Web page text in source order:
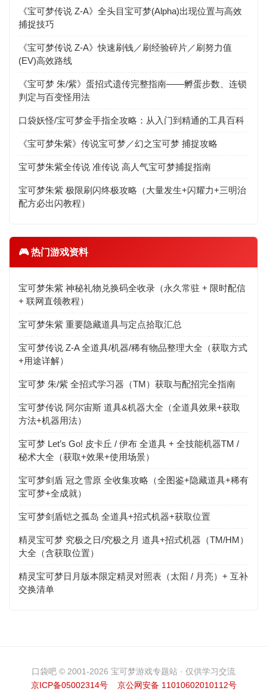
《宝可梦传说 Z-A》全头目宝可梦(Alpha)出现位置与高效
捕捉技巧
《宝可梦传说 Z-A》快速刷钱／刷经验碎片／刷努力值
(EV)高效路线
《宝可梦 朱/紫》蛋招式遗传完整指南——孵蛋步数、连锁
判定与百变怪用法
口袋妖怪/宝可梦金手指全攻略：从入门到精通的工具百科
《宝可梦朱紫》传说宝可梦／幻之宝可梦 捕捉攻略
宝可梦朱紫全传说 准传说 高人气宝可梦捕捉指南
宝可梦朱紫 极限刷闪终极攻略（大量发生+闪耀力+三明治
配方必出闪教程）
🎮 热门游戏资料
宝可梦朱紫 神秘礼物兑换码全收录（永久常驻 + 限时配信
+ 联网直领教程）
宝可梦朱紫 重要隐藏道具与定点拾取汇总
宝可梦传说 Z-A 全道具/机器/稀有物品整理大全（获取方式
+用途详解）
宝可梦 朱/紫 全招式学习器（TM）获取与配招完全指南
宝可梦传说 阿尔宙斯 道具&机器大全（全道具效果+获取
方法+机器用法）
宝可梦 Let’s Go! 皮卡丘 / 伊布 全道具 + 全技能机器TM /
秘术大全（获取+效果+使用场景）
宝可梦剑盾 冠之雪原 全收集攻略（全图鉴+隐藏道具+稀有
宝可梦+全成就）
宝可梦剑盾铠之孤岛 全道具+招式机器+获取位置
精灵宝可梦 究极之日/究极之月 道具+招式机器（TM/HM）
大全（含获取位置）
精灵宝可梦日月版本限定精灵对照表（太阳 / 月亮）+ 互补
交换清单
口袋吧 © 2001-2026 宝可梦游戏专题站 · 仅供学习交流
京ICP备05002314号
京公网安备 11010602010112号